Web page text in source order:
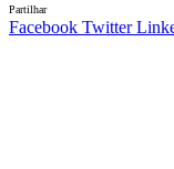
Partilhar
Facebook Twitter